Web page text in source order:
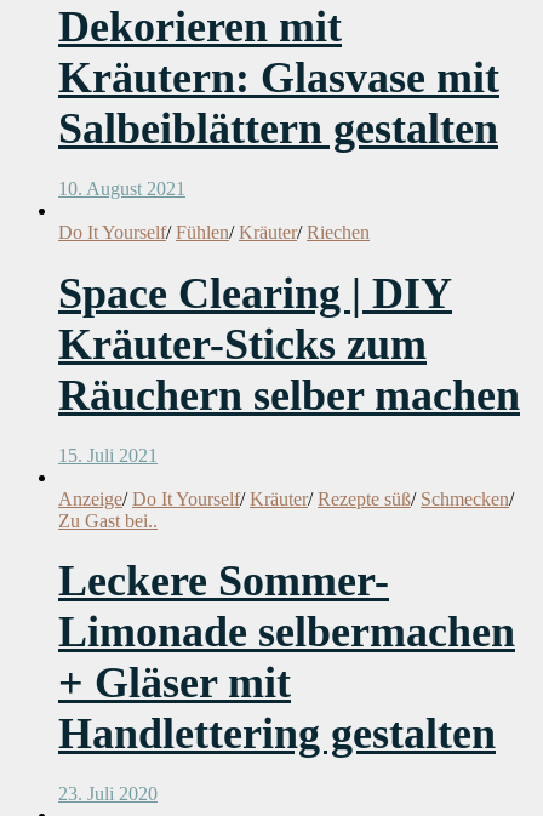
Dekorieren mit
Kräutern: Glasvase mit
Salbeiblättern gestalten
10. August 2021
Do It Yourself/ Fühlen/ Kräuter/ Riechen
Space Clearing | DIY
Kräuter-Sticks zum
Räuchern selber machen
15. Juli 2021
Anzeige/ Do It Yourself/ Kräuter/ Rezepte süß/ Schmecken/
Zu Gast bei..
Leckere Sommer-
Limonade selbermachen
+ Gläser mit
Handlettering gestalten
23. Juli 2020